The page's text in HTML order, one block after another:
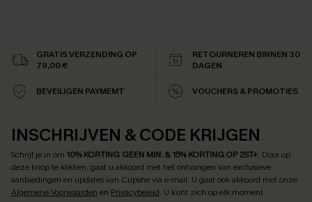
GRATIS VERZENDING OP
79,00 €
RETOURNEREN BINNEN 30
DAGEN
BEVEILIGEN PAYMEMT VOUCHERS & PROMOTIES
INSCHRIJVEN & CODE KRIJGEN
Schrijf je in om 10% KORTING GEEN MIN. & 15% KORTING OP 2ST+. Door op
deze knop te klikken, gaat u akkoord met het ontvangen van exclusieve
aanbiedingen en updates van Cupshe via e-mail. U gaat ook akkoord met onze
Algemene Voorwaarden en Privacybeleid. U kunt zich op elk moment